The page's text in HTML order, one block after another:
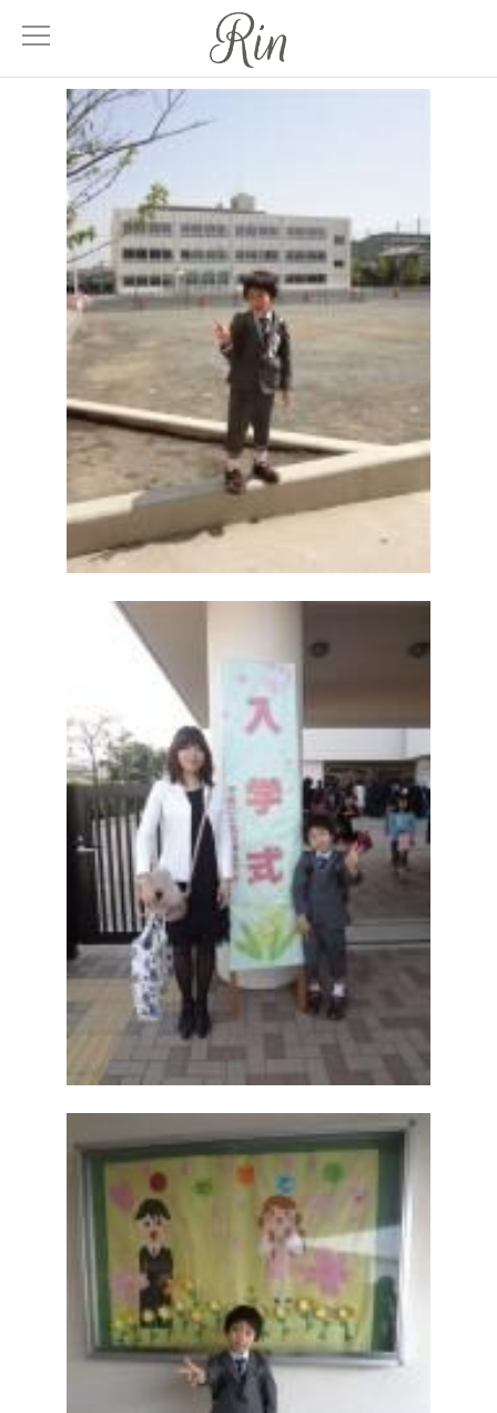
About
Menu
メニュー
Treatment
髪質改善
エステティック
ブログ
Access